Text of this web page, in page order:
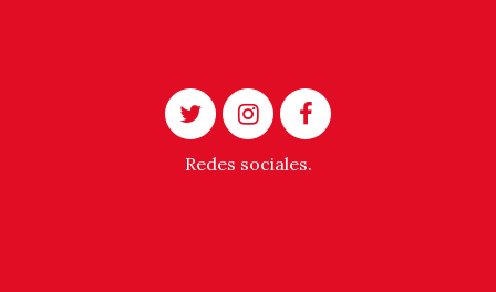
Redes sociales.